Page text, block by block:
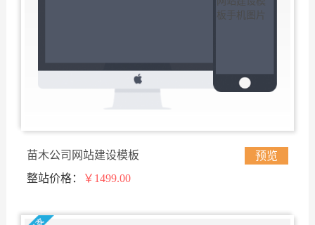
苗木公司网站建设模板
预览
整站价格：
￥1499.00